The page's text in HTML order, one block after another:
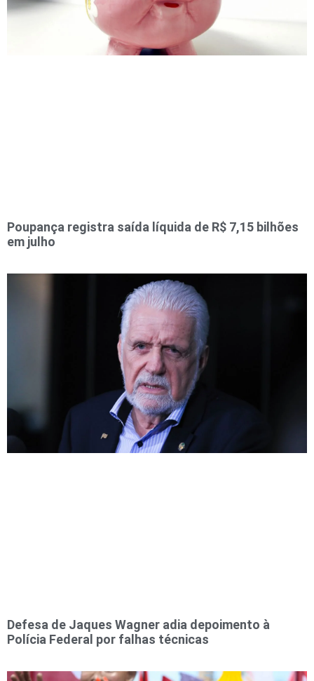
Poupança registra saída líquida de R$ 7,15 bilhões
em julho
Defesa de Jaques Wagner adia depoimento à
Polícia Federal por falhas técnicas